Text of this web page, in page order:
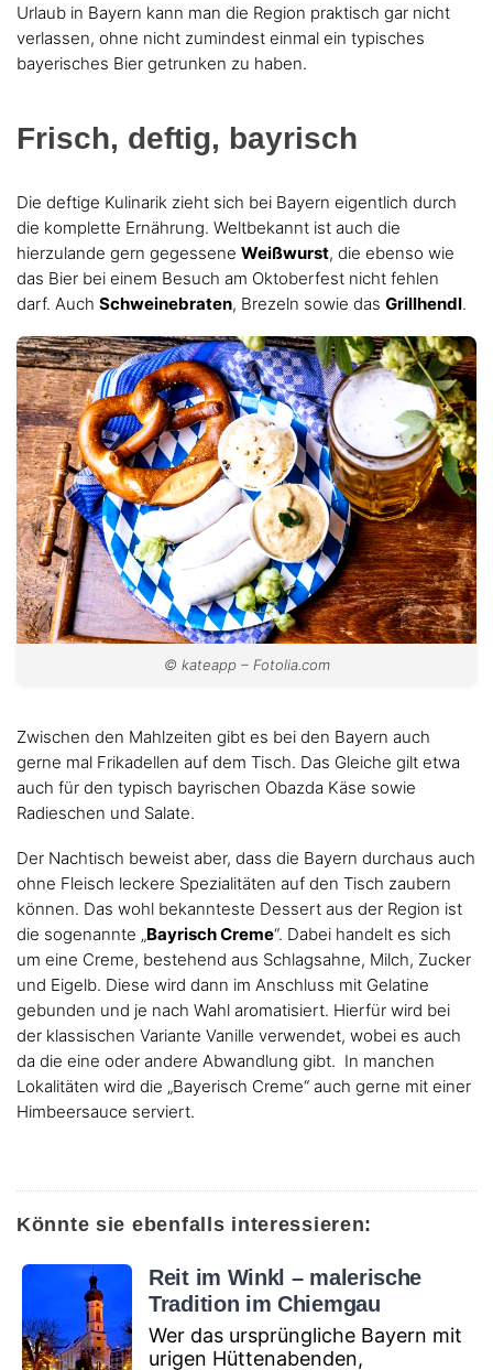
Urlaub in Bayern kann man die Region praktisch gar nicht
verlassen, ohne nicht zumindest einmal ein typisches
bayerisches Bier getrunken zu haben.
Frisch, deftig, bayrisch
Die deftige Kulinarik zieht sich bei Bayern eigentlich durch
die komplette Ernährung. Weltbekannt ist auch die
hierzulande gern gegessene Weißwurst, die ebenso wie
das Bier bei einem Besuch am Oktoberfest nicht fehlen
darf. Auch Schweinebraten, Brezeln sowie das Grillhendl.
© kateapp – Fotolia.com
Zwischen den Mahlzeiten gibt es bei den Bayern auch
gerne mal Frikadellen auf dem Tisch. Das Gleiche gilt etwa
auch für den typisch bayrischen Obazda Käse sowie
Radieschen und Salate.
Der Nachtisch beweist aber, dass die Bayern durchaus auch
ohne Fleisch leckere Spezialitäten auf den Tisch zaubern
können. Das wohl bekannteste Dessert aus der Region ist
die sogenannte „Bayrisch Creme“. Dabei handelt es sich
um eine Creme, bestehend aus Schlagsahne, Milch, Zucker
und Eigelb. Diese wird dann im Anschluss mit Gelatine
gebunden und je nach Wahl aromatisiert. Hierfür wird bei
der klassischen Variante Vanille verwendet, wobei es auch
da die eine oder andere Abwandlung gibt. In manchen
Lokalitäten wird die „Bayerisch Creme“ auch gerne mit einer
Himbeersauce serviert.
Könnte sie ebenfalls interessieren:
Reit im Winkl – malerische
Tradition im Chiemgau
Wer das ursprüngliche Bayern mit
urigen Hüttenabenden,